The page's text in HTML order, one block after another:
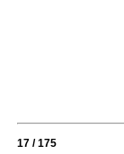
17 / 175